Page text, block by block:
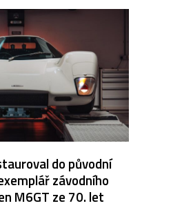
do původní
závodního
M6GT ze 70. let